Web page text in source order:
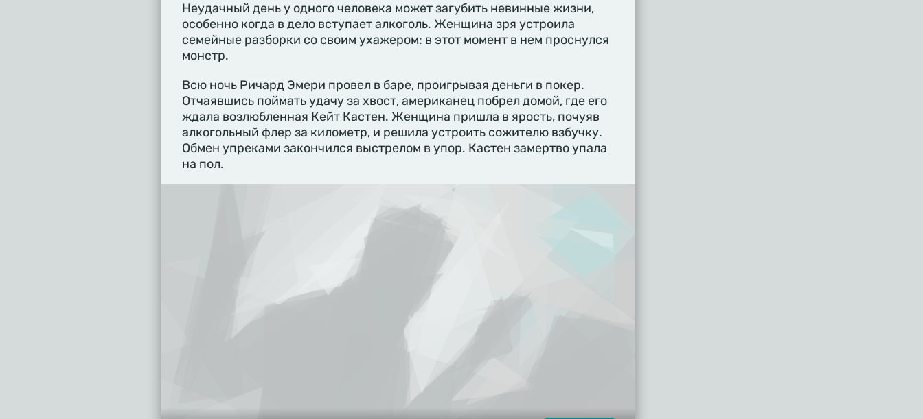
Неудачный день у одного человека может загубить невинные жизни,
особенно когда в дело вступает алкоголь. Женщина зря устроила
семейные разборки со своим ухажером: в этот момент в нем проснулся
монстр.
Всю ночь Ричард Эмери провел в баре, проигрывая деньги в покер.
Отчаявшись поймать удачу за хвост, американец побрел домой, где его
ждала возлюбленная Кейт Кастен. Женщина пришла в ярость, почуяв
алкогольный флер за километр, и решила устроить сожителю взбучку.
Обмен упреками закончился выстрелом в упор. Кастен замертво упала
на пол.